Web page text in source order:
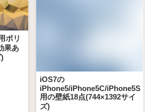
ポリ
果あ
iOS7の
iPhone5/iPhone5C/iPhone5S
用の壁紙18点(744×1392サイ
ズ)